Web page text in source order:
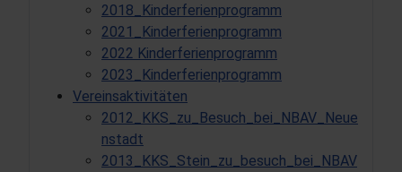
2018_Kinderferienprogramm
2021_Kinderferienprogramm
2022 Kinderferienprogramm
2023_Kinderferienprogramm
Vereinsaktivitäten
2012_KKS_zu_Besuch_bei_NBAV_Neue
nstadt
2013_KKS_Stein_zu_besuch_bei_NBAV